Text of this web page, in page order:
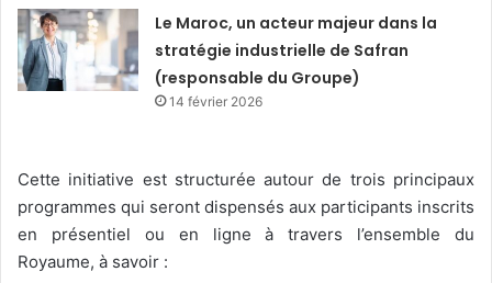
Le Maroc, un acteur majeur dans la
stratégie industrielle de Safran
(responsable du Groupe)
14 février 2026
Cette initiative est structurée autour de trois principaux
programmes qui seront dispensés aux participants inscrits
en présentiel ou en ligne à travers l’ensemble du
Royaume, à savoir :